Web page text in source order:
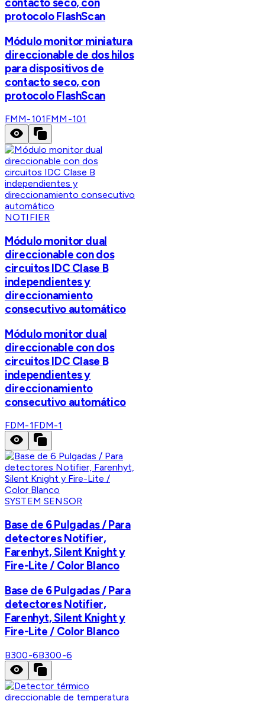
protocolo FlashScan
Módulo monitor miniatura
direccionable de dos hilos
para dispositivos de
contacto seco, con
protocolo FlashScan
FMM-101FMM-101
NOTIFIER
Módulo monitor dual
direccionable con dos
circuitos IDC Clase B
independientes y
direccionamiento
consecutivo automático
Módulo monitor dual
direccionable con dos
circuitos IDC Clase B
independientes y
direccionamiento
consecutivo automático
FDM-1FDM-1
SYSTEM SENSOR
Base de 6 Pulgadas / Para
detectores Notifier,
Farenhyt, Silent Knight y
Fire-Lite / Color Blanco
Base de 6 Pulgadas / Para
detectores Notifier,
Farenhyt, Silent Knight y
Fire-Lite / Color Blanco
B300-6B300-6